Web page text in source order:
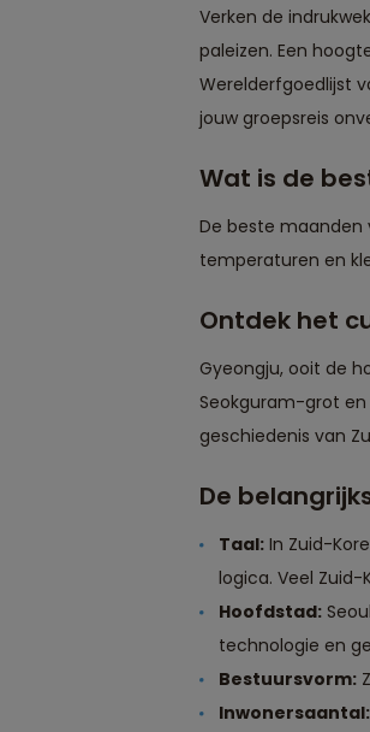
Verken de
paleizen. Een
Werelderfgoedlijst
jouw groepsreis
Wat is de
De beste maanden
temperaturen en
Ontdek het
Gyeongju, ooit de
Seokguram-grot en
geschiedenis van
De
Taal: In Zuid-
logica. Veel Zuid-
Hoofdstad:
technologie en
Bestuursvorm:
Inwonersaantal: